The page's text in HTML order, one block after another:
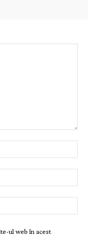
ul web în acest